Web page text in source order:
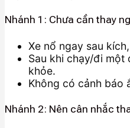
Nhánh 1: Chưa cần thay
Xe nổ ngay sau
Sau khi chạy/đi một
khỏe.
Không có cảnh báo
Nhánh 2: Nên cân nhắc